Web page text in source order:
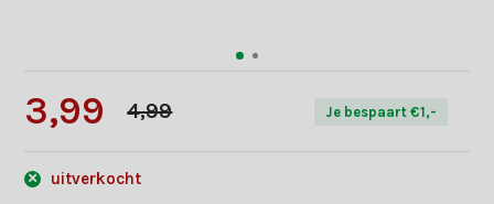
3,99 4,99 Je bespaart €1,-
uitverkocht